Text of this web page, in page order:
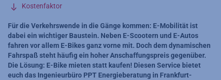
Kostenfaktor
Für die Verkehrswende in die Gänge kommen: E-Mobilität ist
dabei ein wichtiger Baustein. Neben E-Scootern und E-Autos
fahren vor allem E-Bikes ganz vorne mit. Doch dem dynamischen
Fahrspaß steht häufig ein hoher Anschaffungspreis gegenüber.
Die Lösung: E-Bike mieten statt kaufen! Diesen Service bietet
euch das Ingenieurbüro PPT Energieberatung in Frankfurt-